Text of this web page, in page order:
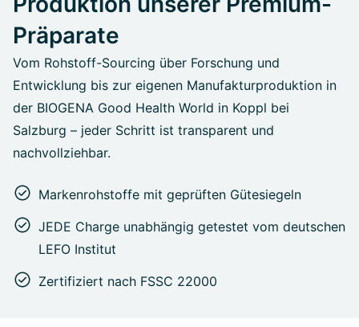
Präparate
Vom Rohstoff-Sourcing über Forschung und
Entwicklung bis zur eigenen Manufakturproduktion in
der BIOGENA Good Health World in Koppl bei
Salzburg – jeder Schritt ist transparent und
nachvollziehbar.
Markenrohstoffe mit geprüften Gütesiegeln
JEDE Charge unabhängig getestet vom deutschen
LEFO Institut
Zertifiziert nach FSSC 22000